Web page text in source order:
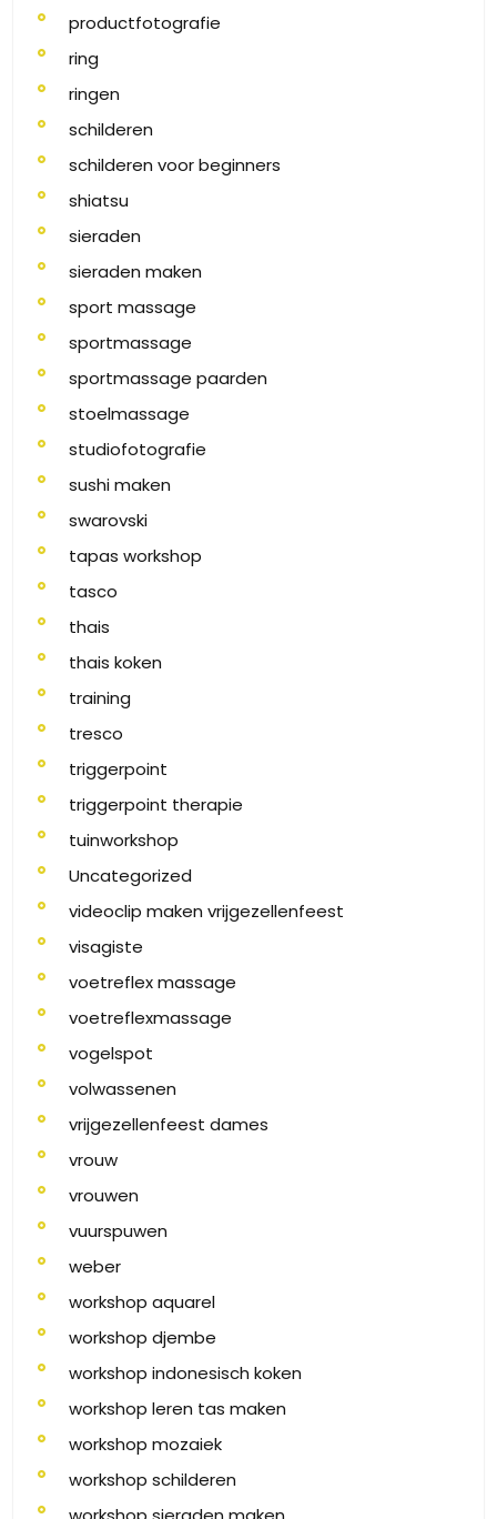
productfotografie
ring
ringen
schilderen
schilderen voor beginners
shiatsu
sieraden
sieraden maken
sport massage
sportmassage
sportmassage paarden
stoelmassage
studiofotografie
sushi maken
swarovski
tapas workshop
tasco
thais
thais koken
training
tresco
triggerpoint
triggerpoint therapie
tuinworkshop
Uncategorized
videoclip maken vrijgezellenfeest
visagiste
voetreflex massage
voetreflexmassage
vogelspot
volwassenen
vrijgezellenfeest dames
vrouw
vrouwen
vuurspuwen
weber
workshop aquarel
workshop djembe
workshop indonesisch koken
workshop leren tas maken
workshop mozaiek
workshop schilderen